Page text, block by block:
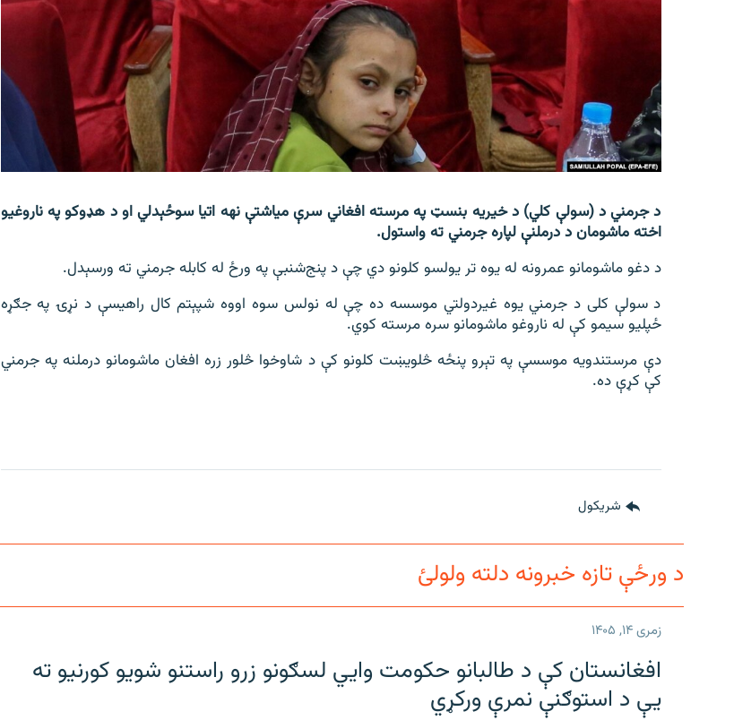
د جرمني د (سولې کلي) د خیریه بنسټ په مرسته افغاني سرې میاشتې نهه اتیا سوځېدلي او د هډوکو په ناروغیو
اخته ماشومان د درملنې لپاره جرمني ته واستول.
د دغو ماشومانو عمرونه له یوه تر یولسو کلونو دي چې د پنج‌شنبې په ورځ له کابله جرمني ته ورسېدل.
د سولې کلی د جرمني یوه غیردولتي موسسه ده چې له نولس سوه اووه شپېتم کال راهیسې د نړۍ په جګړه
ځپلیو سیمو کې له ناروغو ماشومانو سره مرسته کوي.
دې مرستندویه موسسې په تېرو پنځه څلویښت کلونو کې د شاوخوا څلور زره افغان ماشومانو درملنه په جرمني
کې کړې ده.
شريکول
د ورځې تازه خبرونه دلته ولولئ
زمری ۱۴, ۱۴۰۵
افغانستان کې د طالبانو حکومت وايي لسګونو زرو راستنو شویو کورنیو ته
یې د استوګنې نمرې ورکړي